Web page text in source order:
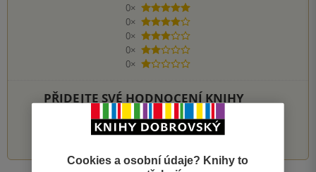
0×
5 hvězdiček
0×
4 hvězdičky
0×
3 hvězdičky
0×
2 hvězdičky
0×
1 hvezdička
PŘIDEJTE SVÉ HODNOCENÍ KNIHY
1 2 3 4 5
Cookies a osobní údaje? Knihy to